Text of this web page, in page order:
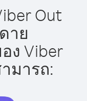
Out
าย
ง Viber
มารถ: